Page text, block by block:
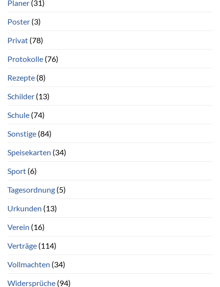
Planer (31)
Poster (3)
Privat (78)
Protokolle (76)
Rezepte (8)
Schilder (13)
Schule (74)
Sonstige (84)
Speisekarten (34)
Sport (6)
Tagesordnung (5)
Urkunden (13)
Verein (16)
Verträge (114)
Vollmachten (34)
Widersprüche (94)